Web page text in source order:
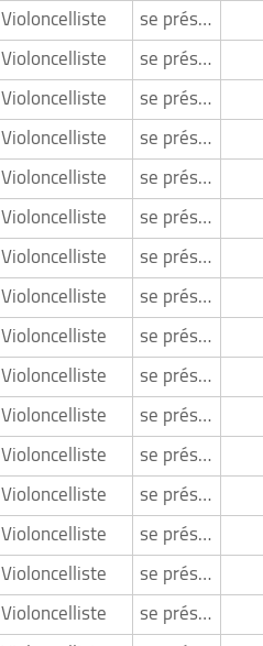
Violoncelliste se présente
Violoncelliste se présente
Violoncelliste se présente
Violoncelliste se présente
Violoncelliste se présente
Violoncelliste se présente
Violoncelliste se présente
Violoncelliste se présente
Violoncelliste se présente
Violoncelliste se présente
Violoncelliste se présente
Violoncelliste se présente
Violoncelliste se présente
Violoncelliste se présente
Violoncelliste se présente
Violoncelliste se présente